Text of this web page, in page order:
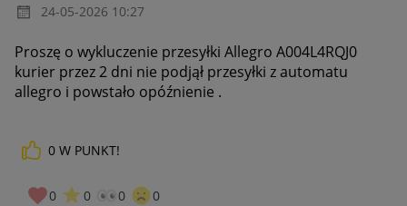
‎24-05-2026 10:27
Proszę o wykluczenie przesyłki Allegro A004L4RQJ0
kurier przez 2 dni nie podjął przesyłki z automatu
allegro i powstało opóźnienie .
0 W PUNKT!
0 0 0 0